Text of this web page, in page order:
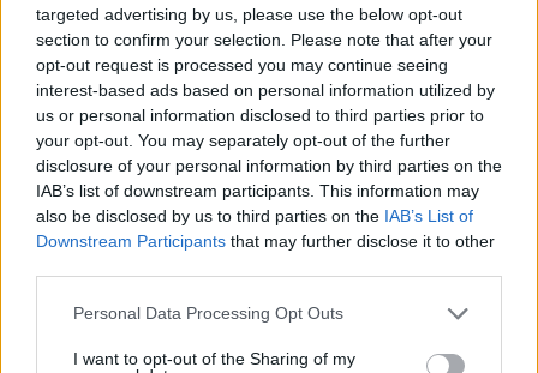
targeted advertising by us, please use the below opt-out
section to confirm your selection. Please note that after your
opt-out request is processed you may continue seeing
interest-based ads based on personal information utilized by
us or personal information disclosed to third parties prior to
your opt-out. You may separately opt-out of the further
disclosure of your personal information by third parties on the
IAB’s list of downstream participants. This information may
also be disclosed by us to third parties on the IAB’s List of
Downstream Participants that may further disclose it to other
Please note that this website/app uses one or more Google
not limited to your visit or usage behaviour. You may click to
Personal Data Processing Opt Outs
I want to opt-out of the Sharing of my
Τροχαίο με ανατροπή οχήματος στην είσοδο της
Αμφιλοχίας, με κατάγματα στα άκρα ο οδηγός
πριν 10 λεπτά
myAGRO: Οι 5 μεγάλες αλλαγές στις αγροτικές
ενισχύσεις, μέχρι 15 Σεπτεμβρίου οι αιτήσεις
πριν 10 λεπτά
Tiktoker πέθανε από καρκίνο στα 26 της - Η Αλίσα
Μιλάνο έγραψε στο προφίλ της
πριν 14 λεπτά
αποκαλύπτει ελληνική μελέτη
πριν 18 λεπτά